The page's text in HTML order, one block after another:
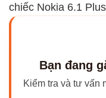
chiếc Nokia 6.1
Bạn đang
Kiểm tra và tư vấn